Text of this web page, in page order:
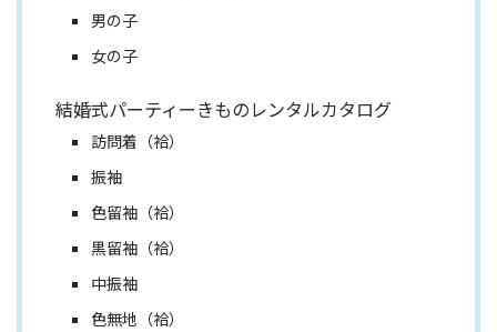
男の子
女の子
結婚式パーティーきものレンタルカタログ
訪問着（袷）
振袖
色留袖（袷）
黒留袖（袷）
中振袖
色無地（袷）